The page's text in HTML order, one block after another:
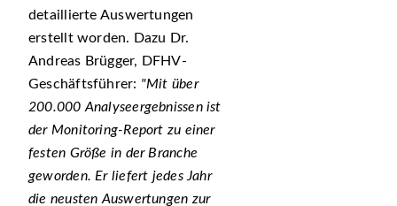
detaillierte Auswertungen
erstellt worden. Dazu Dr.
Andreas Brügger, DFHV-
Geschäftsführer:
Mit über
200.000 Analyseergebnissen ist
der Monitoring-Report zu einer
festen Größe in der Branche
geworden. Er liefert jedes Jahr
die neusten Auswertungen zur